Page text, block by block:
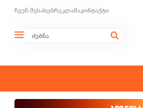
ჩვენ შესახებრეკლამაკონტაქტი